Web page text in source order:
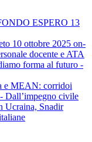
ESPERO 13
10 ottobre 2025 on-
docente e ATA
forma al futuro -
e MEAN: corridoi
Dall’impegno civile
Ucraina, Snadir